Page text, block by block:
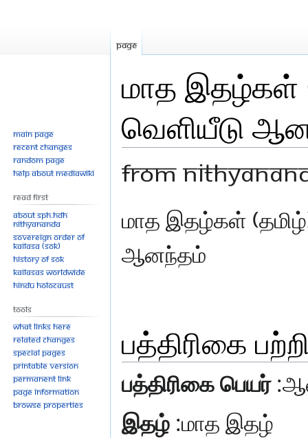
மாத இதழ்கள்
வெளியீடு
From
to
navigation
to
மாத இதழ்கள்
ஆனந்தம்
பத்திரிகை
பத்திரிகை பெயர்
இதழ் :மாத இதழ்
Page
Main page
Recent changes
Random page
Help about MediaWiki
Read First
About SPH.HDH
Nithyananda
Sovereign Order of
KAILASA (SOK)
History of SOK
KAILASAs Worldwide
Hindu Holocaust
Tools
What links here
Related changes
Special pages
Printable version
Permanent link
Page information
Browse properties